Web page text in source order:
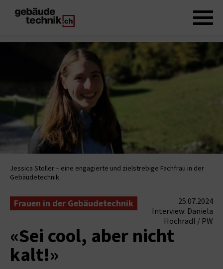
Jessica Stoller – eine engagierte und zielstrebige Fachfrau in der
Gebäudetechnik.
Frauen in der Gebäudetechnik
25.07.2024
Interview: Daniela
Hochradl / PW
«Sei cool, aber nicht
kalt!»